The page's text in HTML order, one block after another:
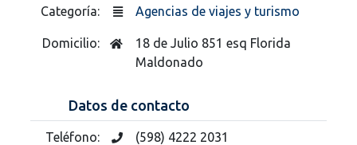
Categoría: Agencias de viajes y turismo
Domicilio:
18 de Julio 851 esq Florida
Maldonado
Datos de contacto
Teléfono: (598) 4222 2031